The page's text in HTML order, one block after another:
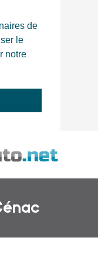
de
le
notre